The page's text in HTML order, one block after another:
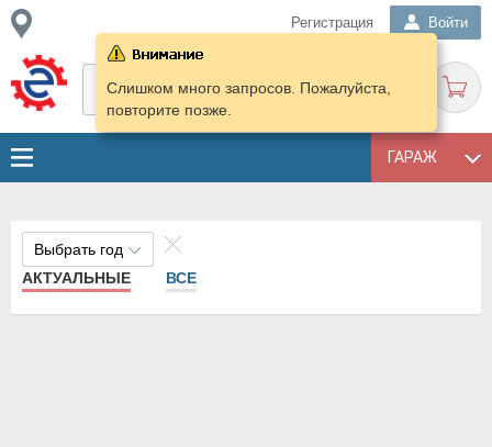
Регистрация Войти
ГАРАЖ
Слишком много запросов. Пожалуйста,
повторите позже.
Выбрать год
АКТУАЛЬНЫЕ
ВСЕ